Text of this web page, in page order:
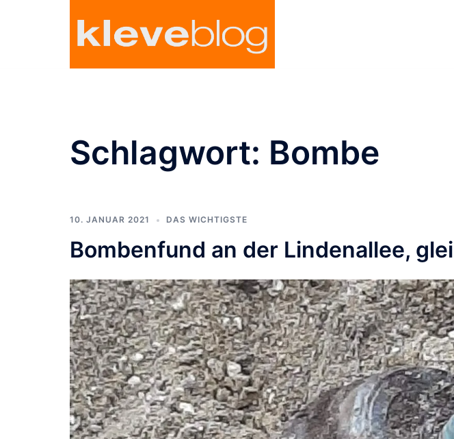
Schlagwort: Bombe
10. JANUAR 2021 DAS WICHTIGSTE
Bombenfund an der Lindenallee,